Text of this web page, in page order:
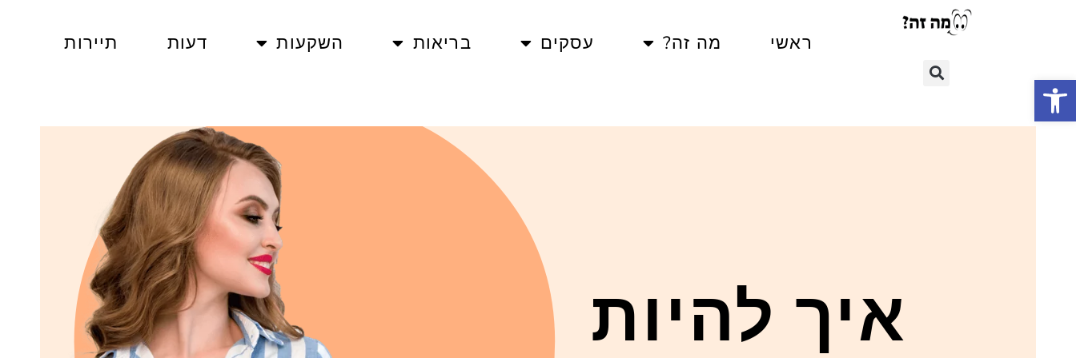
פתח סרגל נגישות
ראשי מה זה? עסקים בריאות השקעות דעות תיירות
איך להיות